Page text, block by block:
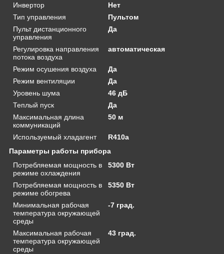
Инвертор
Нет
Тип управления
Пультом
Пульт дистанционного
управления
Да
Регулировка направления
потока воздуха
автоматическая
Режим осушения воздуха
Да
Режим вентиляции
Да
Уровень шума
46 дБ
Теплый пуск
Да
Максимальная длина
коммуникаций
50 м
Используемый хладагент
R410a
Параметры работы прибора
Потребляемая мощность в
режиме охлаждения
5300 Вт
Потребляемая мощность в
режиме обогрева
5350 Вт
Минимальная рабочая
температура окружающей
среды
-7 град.
Максимальная рабочая
температура окружающей
среды
43 град.